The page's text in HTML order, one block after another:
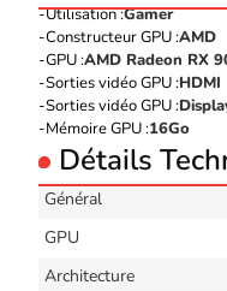
Utilisation :Gamer
Constructeur GPU :AMD
GPU :AMD Radeon RX
Sorties vidéo GPU :HDMI
Sorties vidéo GPU :
Mémoire GPU :16Go
Détails
Général
GPU
Architecture